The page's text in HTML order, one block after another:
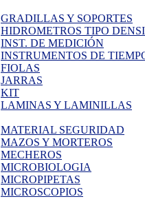
GRADILLAS Y SOPORTES
HIDROMETROS TIPO
INST. DE MEDICIÓN
INSTRUMENTOS DE
FIOLAS
JARRAS
KIT
LAMINAS Y LAMINILLAS
MATERIAL SEGURIDAD
MAZOS Y MORTEROS
MECHEROS
MICROBIOLOGIA
MICROPIPETAS
MICROSCOPIOS